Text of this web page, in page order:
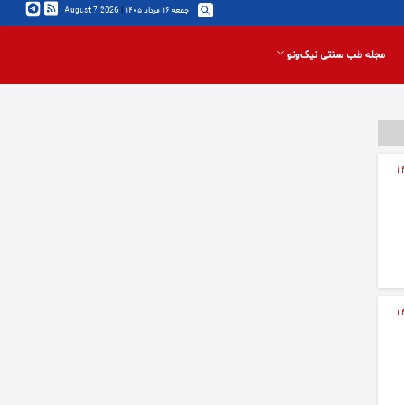
جمعه ۱۶ مرداد ۱۴۰۵ |
2026 August 7
مجله طب سنتی نیک‌ونو